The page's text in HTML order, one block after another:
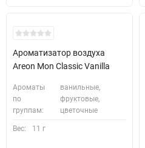
Ароматизатор воздуха
Areon Mon Classic Vanilla
Ароматы
по
группам:
ванильные,
фруктовые,
цветочные
Вес: 11 г